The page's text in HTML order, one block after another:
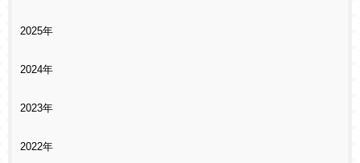
2025年
2024年
2023年
2022年